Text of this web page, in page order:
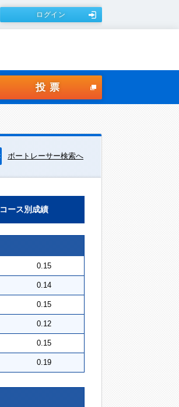
ログイン
投票
ボートレーサー検索へ
コース別成績
0.15
0.14
0.15
0.12
0.15
0.19